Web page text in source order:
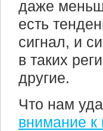
даже
есть
сигнал, и
в таких
другие.
Что нам
внимание